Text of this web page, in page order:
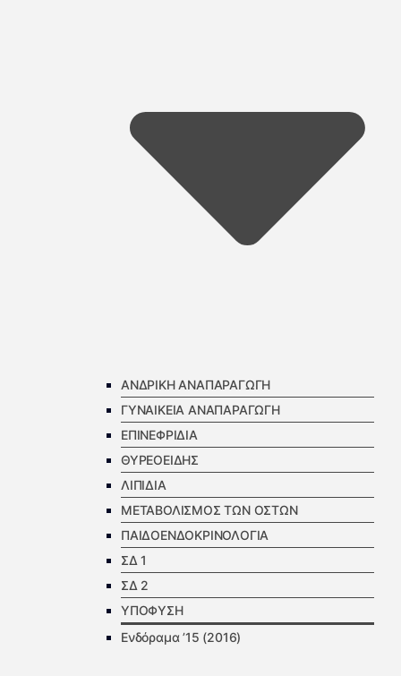
ΑΝΔΡΙΚΗ ΑΝΑΠΑΡΑΓΩΓΗ
ΓΥΝΑΙΚΕΙΑ ΑΝΑΠΑΡΑΓΩΓΗ
ΕΠΙΝΕΦΡΙΔΙΑ
ΘΥΡΕΟΕΙΔΗΣ
ΛΙΠΙΔΙΑ
ΜΕΤΑΒΟΛΙΣΜΟΣ ΤΩΝ ΟΣΤΩΝ
ΠΑΙΔΟΕΝΔΟΚΡΙΝΟΛΟΓΙΑ
ΣΔ 1
ΣΔ 2
ΥΠΟΦΥΣΗ
Ενδόραμα ’15 (2016)